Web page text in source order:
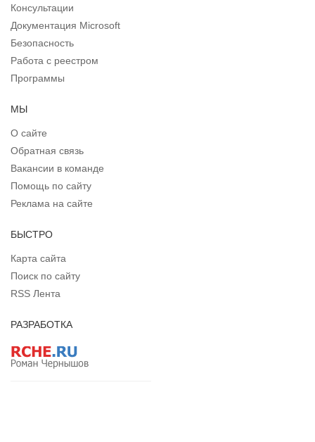
Консультации
Документация Microsoft
Безопасность
Работа с реестром
Программы
МЫ
О сайте
Обратная связь
Вакансии в команде
Помощь по сайту
Реклама на сайте
БЫСТРО
Карта сайта
Поиск по сайту
RSS Лента
РАЗРАБОТКА